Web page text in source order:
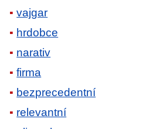
vajgar
hrdobce
narativ
firma
bezprecedentní
relevantní